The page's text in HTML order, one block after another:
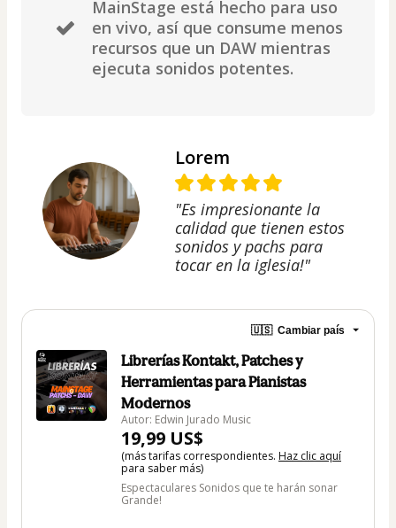
MainStage está hecho para uso
en vivo, así que consume menos
recursos que un DAW mientras
ejecuta sonidos potentes.
Lorem
"Es impresionante la
calidad que tienen estos
sonidos y pachs para
tocar en la iglesia!"
🇺🇸 Cambiar país
Librerías Kontakt, Patches y
Herramientas para Pianistas
Modernos
Autor: Edwin Jurado Music
19,99 US$
(más tarifas correspondientes. Haz clic aquí
para saber más)
Espectaculares Sonidos que te harán sonar
Grande!